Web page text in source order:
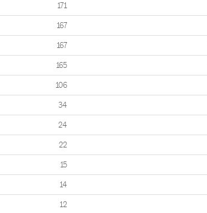
171
167
167
165
106
34
24
22
15
14
12